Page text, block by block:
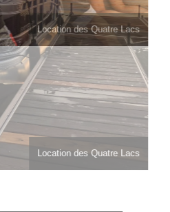
Location des Quatre Lacs
Location des Quatre Lacs